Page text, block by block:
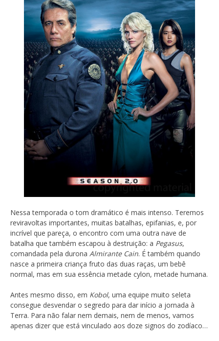
Nessa temporada o tom dramático é mais intenso. Teremos
reviravoltas importantes, muitas batalhas, epifanias, e, por
incrível que pareça, o encontro com uma outra nave de
batalha que também escapou à destruição: a Pegasus,
comandada pela durona Almirante Cain. É também quando
nasce a primeira criança fruto das duas raças, um bebê
normal, mas em sua essência metade cylon, metade humana.
Antes mesmo disso, em Kobol, uma equipe muito seleta
consegue desvendar o segredo para dar início a jornada à
Terra. Para não falar nem demais, nem de menos, vamos
apenas dizer que está vinculado aos doze signos do zodíaco…